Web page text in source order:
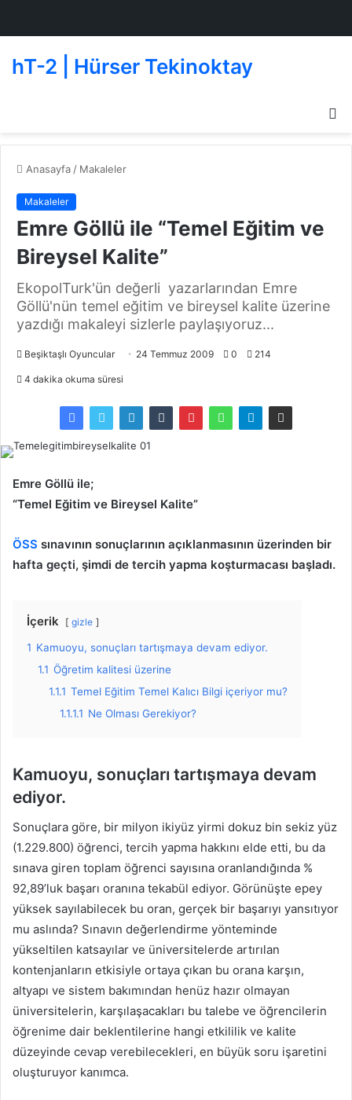
hT-2 | Hürser Tekinoktay
Anasayfa / Makaleler
Makaleler
Emre Göllü ile “Temel Eğitim ve
Bireysel Kalite”
EkopolTurk'ün değerli yazarlarından Emre
Göllü'nün temel eğitim ve bireysel kalite üzerine
yazdığı makaleyi sizlerle paylaşıyoruz...
Beşiktaşlı Oyuncular 24 Temmuz 2009 0 214
4 dakika okuma süresi
Emre Göllü ile;
“Temel Eğitim ve Bireysel Kalite”
ÖSS sınavının sonuçlarının açıklanmasının üzerinden bir
hafta geçti, şimdi de tercih yapma koşturmacası başladı.
İçerik gizle
1 Kamuoyu, sonuçları tartışmaya devam ediyor.
1.1 Öğretim kalitesi üzerine
1.1.1 Temel Eğitim Temel Kalıcı Bilgi içeriyor mu?
1.1.1.1 Ne Olması Gerekiyor?
Kamuoyu, sonuçları tartışmaya devam
ediyor.
Sonuçlara göre, bir milyon ikiyüz yirmi dokuz bin sekiz yüz
(1.229.800) öğrenci, tercih yapma hakkını elde etti, bu da
sınava giren toplam öğrenci sayısına oranlandığında %
92,89’luk başarı oranına tekabül ediyor. Görünüşte epey
yüksek sayılabilecek bu oran, gerçek bir başarıyı yansıtıyor
mu aslında? Sınavın değerlendirme yönteminde
yükseltilen katsayılar ve üniversitelerde artırılan
kontenjanların etkisiyle ortaya çıkan bu orana karşın,
altyapı ve sistem bakımından henüz hazır olmayan
üniversitelerin, karşılaşacakları bu talebe ve öğrencilerin
öğrenime dair beklentilerine hangi etkililik ve kalite
düzeyinde cevap verebilecekleri, en büyük soru işaretini
oluşturuyor kanımca.